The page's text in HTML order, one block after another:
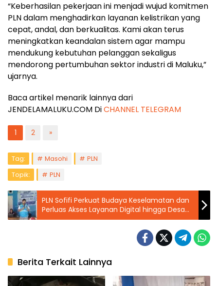
“Keberhasilan pekerjaan ini menjadi wujud komitmen
PLN dalam menghadirkan layanan kelistrikan yang
cepat, andal, dan berkualitas. Kami akan terus
meningkatkan keandalan sistem agar mampu
mendukung kebutuhan pelanggan sekaligus
mendorong pertumbuhan sektor industri di Maluku,”
ujarnya.
Baca artikel menarik lainnya dari
JENDELAMALUKU.COM DiCHANNEL TELEGRAM
1 2 »
Tag: Masohi
PLN
Topik:
PLN
PLN Sofifi Perkuat Budaya Keselamatan dan
Perluas Akses Layanan Digital hingga Desa
Garoujo
Berita Terkait Lainnya